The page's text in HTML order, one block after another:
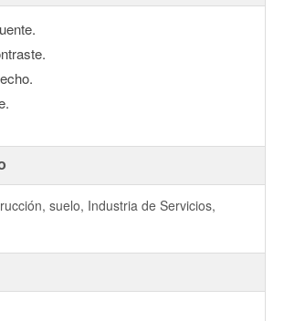
suelo, Industria de Servicios,